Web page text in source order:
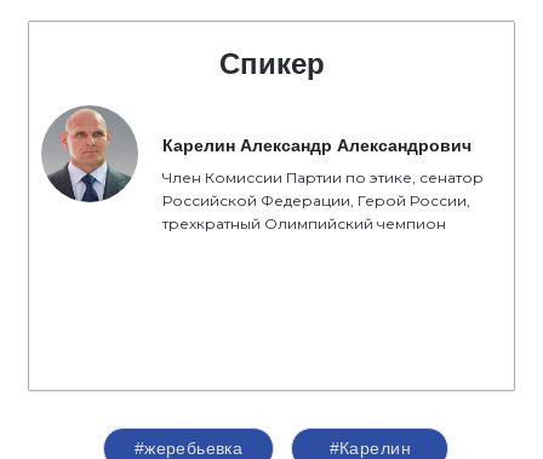
Спикер
Карелин Александр Александрович
Член Комиссии Партии по этике, сенатор
Российской Федерации, Герой России,
трехкратный Олимпийский чемпион
#жеребьевка #Карелин